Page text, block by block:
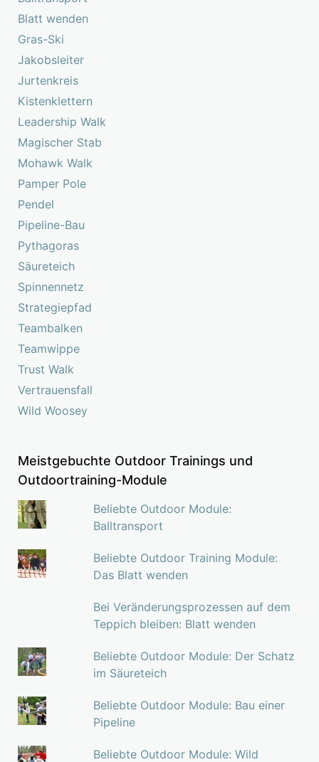
Blatt wenden
Gras-Ski
Jakobsleiter
Jurtenkreis
Kistenklettern
Leadership Walk
Magischer Stab
Mohawk Walk
Pamper Pole
Pendel
Pipeline-Bau
Pythagoras
Säureteich
Spinnennetz
Strategiepfad
Teambalken
Teamwippe
Trust Walk
Vertrauensfall
Wild Woosey
Meistgebuchte Outdoor Trainings und
Outdoortraining-Module
Beliebte Outdoor Module:
Balltransport
Beliebte Outdoor Training Module:
Das Blatt wenden
Bei Veränderungsprozessen auf dem
Teppich bleiben: Blatt wenden
Beliebte Outdoor Module: Der Schatz
im Säureteich
Beliebte Outdoor Module: Bau einer
Pipeline
Beliebte Outdoor Module: Wild